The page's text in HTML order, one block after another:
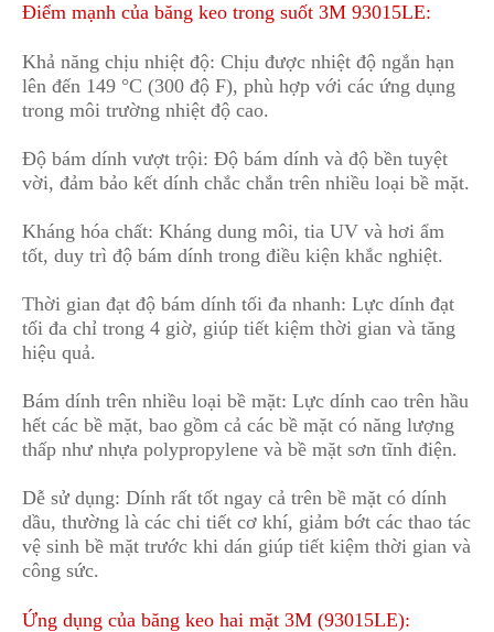
Điểm mạnh của băng keo trong suốt 3M 93015LE:
Khả năng chịu nhiệt độ: Chịu được nhiệt độ ngắn hạn
lên đến 149 °C (300 độ F), phù hợp với các ứng dụng
trong môi trường nhiệt độ cao.
Độ bám dính vượt trội: Độ bám dính và độ bền tuyệt
vời, đảm bảo kết dính chắc chắn trên nhiều loại bề mặt.
Kháng hóa chất: Kháng dung môi, tia UV và hơi ẩm
tốt, duy trì độ bám dính trong điều kiện khắc nghiệt.
Thời gian đạt độ bám dính tối đa nhanh: Lực dính đạt
tối đa chỉ trong 4 giờ, giúp tiết kiệm thời gian và tăng
hiệu quả.
Bám dính trên nhiều loại bề mặt: Lực dính cao trên hầu
hết các bề mặt, bao gồm cả các bề mặt có năng lượng
thấp như nhựa polypropylene và bề mặt sơn tĩnh điện.
Dễ sử dụng: Dính rất tốt ngay cả trên bề mặt có dính
dầu, thường là các chi tiết cơ khí, giảm bớt các thao tác
vệ sinh bề mặt trước khi dán giúp tiết kiệm thời gian và
công sức.
Ứng dụng của băng keo hai mặt 3M (93015LE):